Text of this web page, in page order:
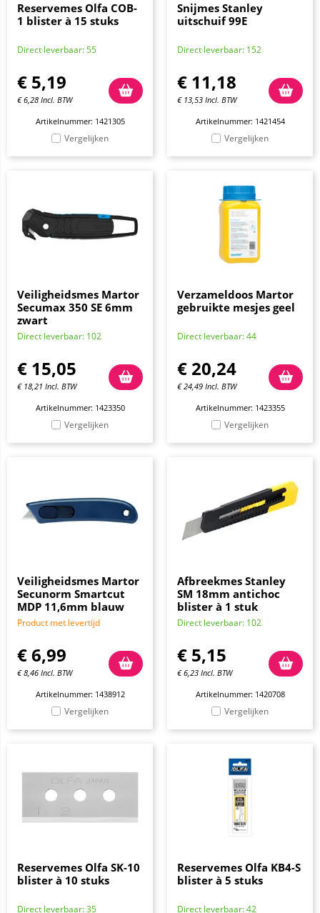
Reservemes Olfa COB-
1 blister à 15 stuks
Direct leverbaar: 55
€ 5,19
€6,28 Incl. BTW
Artikelnummer: 1421305
Vergelijken
Snijmes Stanley
uitschuif 99E
Direct leverbaar: 152
€ 11,18
€ 13,53 Incl. BTW
Artikelnummer: 1421454
Vergelijken
Veiligheidsmes Martor
Secumax 350 SE 6mm
zwart
Direct leverbaar: 102
€ 15,05
€ 18,21 Incl. BTW
Artikelnummer: 1423350
Vergelijken
Verzameldoos Martor
gebruikte mesjes geel
Direct leverbaar: 44
€ 20,24
€24,49 Incl. BTW
Artikelnummer: 1423355
Vergelijken
Veiligheidsmes Martor
Secunorm Smartcut
MDP 11,6mm blauw
Product met levertijd
€6,99
€8,46 Incl. BTW
Artikelnummer: 1438912
Vergelijken
Afbreekmes Stanley
SM 18mm antichoc
blister à 1 stuk
Direct leverbaar: 102
€ 5,15
€6,23 Incl. BTW
Artikelnummer: 1420708
Vergelijken
Reservemes Olfa SK-10
blister à 10 stuks
Direct leverbaar: 35
Reservemes Olfa KB4-S
blister à 5 stuks
Direct leverbaar: 42